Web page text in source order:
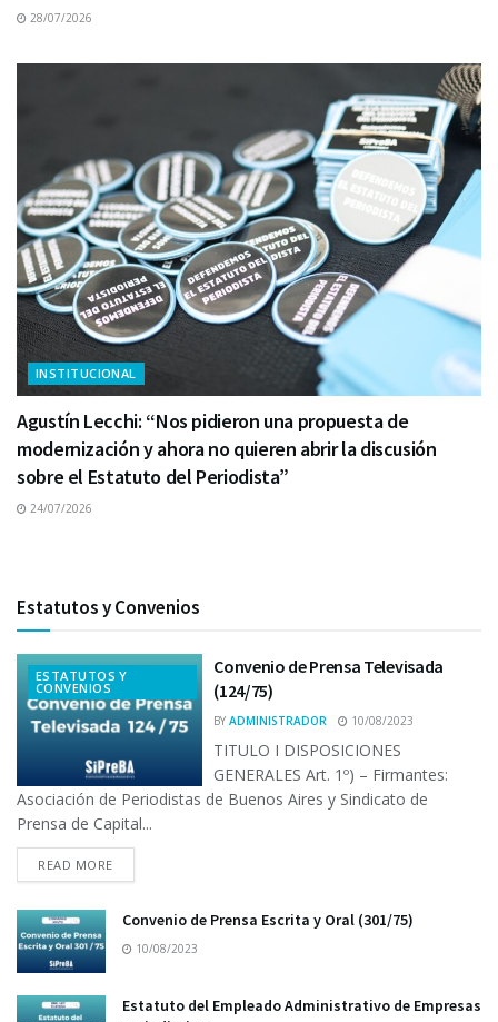
28/07/2026
INSTITUCIONAL
Agustín Lecchi: “Nos pidieron una propuesta de
modernización y ahora no quieren abrir la discusión
sobre el Estatuto del Periodista”
24/07/2026
Estatutos y Convenios
ESTATUTOS Y
CONVENIOS
Convenio de Prensa Televisada
(124/75)
BY ADMINISTRADOR 10/08/2023
TITULO I DISPOSICIONES
GENERALES Art. 1º) – Firmantes:
Asociación de Periodistas de Buenos Aires y Sindicato de
Prensa de Capital...
READ MORE
Convenio de Prensa Escrita y Oral (301/75)
10/08/2023
Estatuto del Empleado Administrativo de Empresas